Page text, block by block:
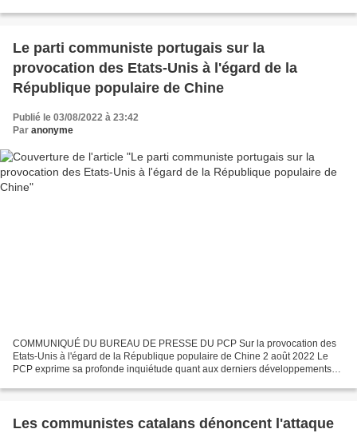
Le parti communiste portugais sur la
provocation des Etats-Unis à l'égard de la
République populaire de Chine
Publié le 03/08/2022 à 23:42
Par anonyme
COMMUNIQUÉ DU BUREAU DE PRESSE DU PCP Sur la provocation des
Etats-Unis à l'égard de la République populaire de Chine 2 août 2022 Le
PCP exprime sa profonde inquiétude quant aux derniers développements
Les communistes catalans dénoncent l'attaque